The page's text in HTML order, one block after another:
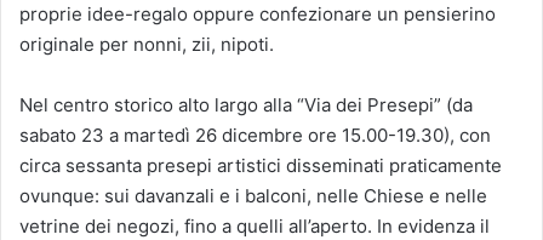
proprie idee-regalo oppure confezionare un pensierino
originale per nonni, zii, nipoti.
Nel centro storico alto largo alla “Via dei Presepi” (da
sabato 23 a martedì 26 dicembre ore 15.00-19.30), con
circa sessanta presepi artistici disseminati praticamente
ovunque: sui davanzali e i balconi, nelle Chiese e nelle
vetrine dei negozi, fino a quelli all’aperto. In evidenza il